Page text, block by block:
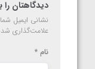
دیدگاهتان را
نشانی ایمیل
علامت‌گذاری
نام *